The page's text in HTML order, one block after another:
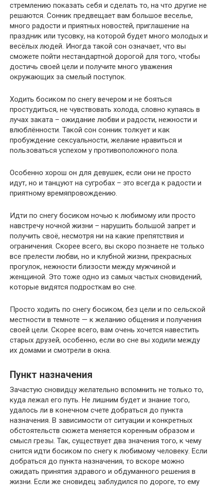
стремлению показать себя и сделать то, на что другие не
решаются. Сонник предвещает вам большое веселье,
много радости и приятных новостей, приглашение на
праздник или тусовку, на которой будет много молодых и
весёлых людей. Иногда такой сон означает, что вы
сможете пойти нестандартной дорогой для того, чтобы
достичь своей цели и получите много уважения
окружающих за смелый поступок.
Ходить босиком по снегу вечером и не бояться
простудиться, не чувствовать холода, словно купаясь в
лучах заката – ожидание любви и радости, нежности и
влюблённости. Такой сон сонник толкует и как
пробуждение сексуальности, желание нравиться и
пользоваться успехом у противоположного пола.
Особенно хорош он для девушек, если они не просто
идут, но и танцуют на сугробах – это всегда к радости и
приятному времяпровождению.
Идти по снегу босиком ночью к любимому или просто
навстречу ночной жизни – нарушить большой запрет и
получить своё, несмотря ни на какие препятствия и
ограничения. Скорее всего, вы скоро познаете не только
все прелести любви, но и клубной жизни, прекрасных
прогулок, нежности близости между мужчиной и
женщиной. Это тоже одно из самых частых сновидений,
которые видятся подросткам во сне.
Просто ходить по снегу босиком, без цели и по сельской
местности в темноте — к желанию общения и получения
своей цели. Скорее всего, вам очень хочется навестить
старых друзей, особенно, если во сне вы ходили между
их домами и смотрели в окна.
Пункт назначения
Зачастую сновидцу желательно вспомнить не только то,
куда лежал его путь. Не лишним будет и знание того,
удалось ли в конечном счете добраться до пункта
назначения. В зависимости от ситуации и конкретных
обстоятельств сюжета меняется коренным образом и
смысл грезы. Так, существует два значения того, к чему
снится идти босиком по снегу к любимому человеку. Если
добраться до пункта назначения, то вскоре можно
ожидать принятия здравого и обдуманного решения в
жизни. Если же сновидец заблудился по дороге, то ему